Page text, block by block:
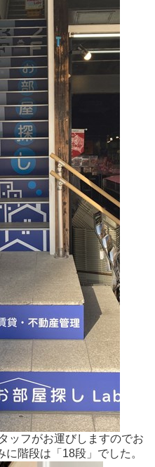
ッフがお運びしますのでお
に階段は「18段」でした。